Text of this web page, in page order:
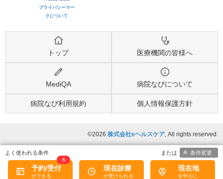
プライバシーマー
クについて
トップ 医療機関の皆様へ
MediQA 病院なびについて
病院なび利用規約 個人情報保護方針
©2026 株式会社eヘルスケア, All rights reserved.
予約/受付
6
現在診療 現在地
条件変更